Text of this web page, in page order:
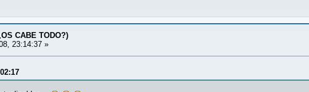
CABE TODO?)
23:14:37 »